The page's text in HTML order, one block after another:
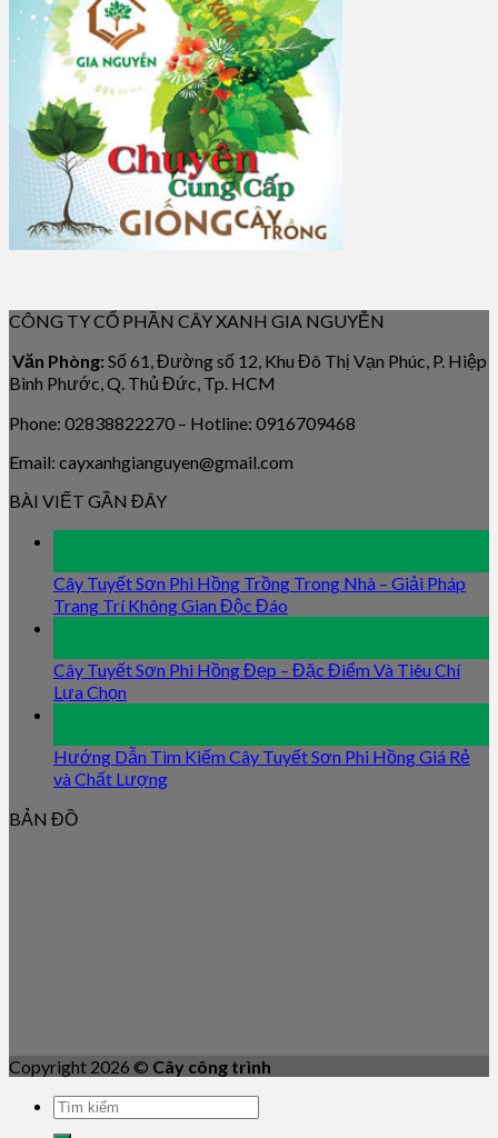
CÔNG TY CỔ PHẦN CÂY XANH GIA NGUYỄN
Văn Phòng: Số 61, Đường số 12, Khu Đô Thị Vạn Phúc, P. Hiệp
Bình Phước, Q. Thủ Đức, Tp. HCM
Phone: 02838822270 – Hotline: 0916709468
Email: cayxanhgianguyen@gmail.com
BÀI VIẾT GẦN ĐÂY
Cây Tuyết Sơn Phi Hồng Trồng Trong Nhà – Giải Pháp
Trang Trí Không Gian Độc Đáo
Cây Tuyết Sơn Phi Hồng Đẹp – Đặc Điểm Và Tiêu Chí
Lựa Chọn
Hướng Dẫn Tìm Kiếm Cây Tuyết Sơn Phi Hồng Giá Rẻ
và Chất Lượng
BẢN ĐỒ
Copyright 2026 © Cây công trình